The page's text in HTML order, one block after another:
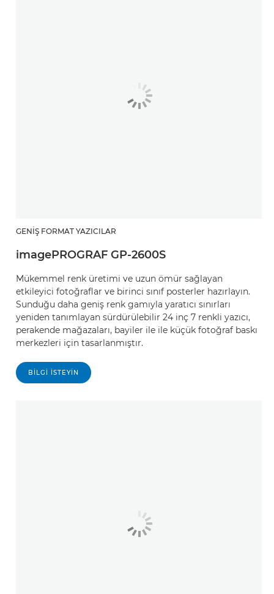
GENIŞ FORMAT YAZICILAR
imagePROGRAF GP-2600S
Mükemmel renk üretimi ve uzun ömür sağlayan
etkileyici fotoğraflar ve birinci sınıf posterler hazırlayın.
Sunduğu daha geniş renk gamıyla yaratıcı sınırları
yeniden tanımlayan sürdürülebilir 24 inç 7 renkli yazıcı,
perakende mağazaları, bayiler ile ile küçük fotoğraf baskı
merkezleri için tasarlanmıştır.
BILGI ISTEYIN